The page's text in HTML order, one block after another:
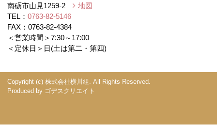
南砺市山見1259-2
地図
TEL： 0763-82-5146
FAX：0763-82-4384
＜営業時間＞7:30～17:00
＜定休日＞日(土は第二・第四)
Copyright (c) 株式会社横川組. All Rights Reserved.
Produced by ゴデスクリエイト